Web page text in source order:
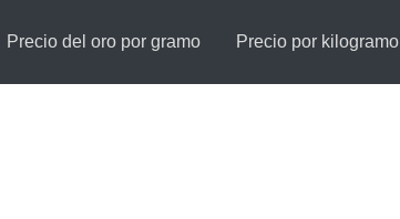
Precio del oro por gramo Precio por kilogramo